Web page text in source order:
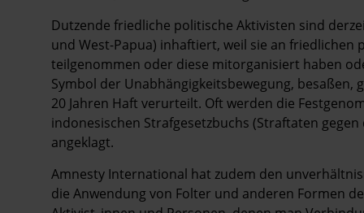
Dutzende friedliche politische Aktivisten sind
und West-Papua) inhaftiert, weil sie an
teilgenommen oder diese mitorganisiert haben
Symbol der Unabhängigkeitsbewegung, besaßen,
20 Jahren Haft verurteilt. Oft werden die
indonesischen Strafgesetzbuchs (Straftaten
angeklagt.
Amnesty International hat zudem den
die Anwendung von Folter und anderen Formen